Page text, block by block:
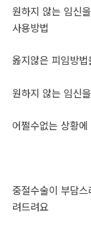
원하지 않는 임신
사용방법
옳지않은 피임방
원하지 않는 임신
어쩔수없는 상황에
중절수술이 부담
려드려요